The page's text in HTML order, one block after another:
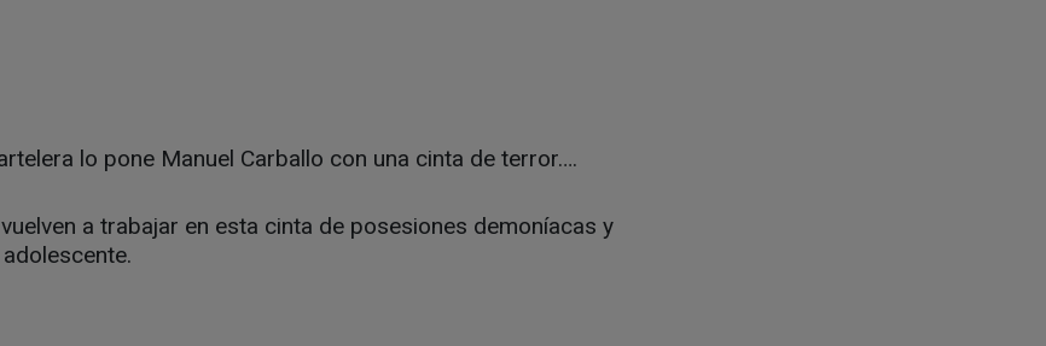
lo pone Manuel Carballo con una cinta de terror….
a trabajar en esta cinta de posesiones demoníacas y